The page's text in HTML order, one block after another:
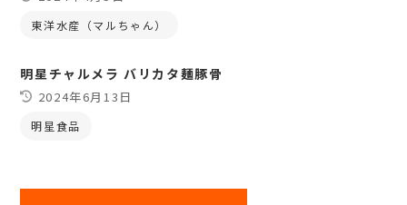
東洋水産（マルちゃん）
明星チャルメラ バリカタ麺豚骨
2024年6月13日
明星食品